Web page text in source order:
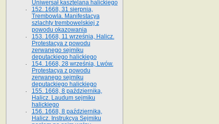
Uniwersał kasztelana halickiego
152. 1668, 31 sierpnia,
Trembowla. Manifestacya
szlachty trembowelskiej z
powodu okazowania
153. 1668, 11 września, Halicz.
Protestacya z powodu
zerwanego sejmiku
deputackiego halickiego
154. 1668, 28 września, Lwów.
Protestacya z powodu
zerwanego sejmiku
deputackiego halickiego
155. 1668, 8 października,
Halicz. Laudum sejmiku
halickiego
156. 1668, 8 października,
Halicz. Instrukcya Sejmiku